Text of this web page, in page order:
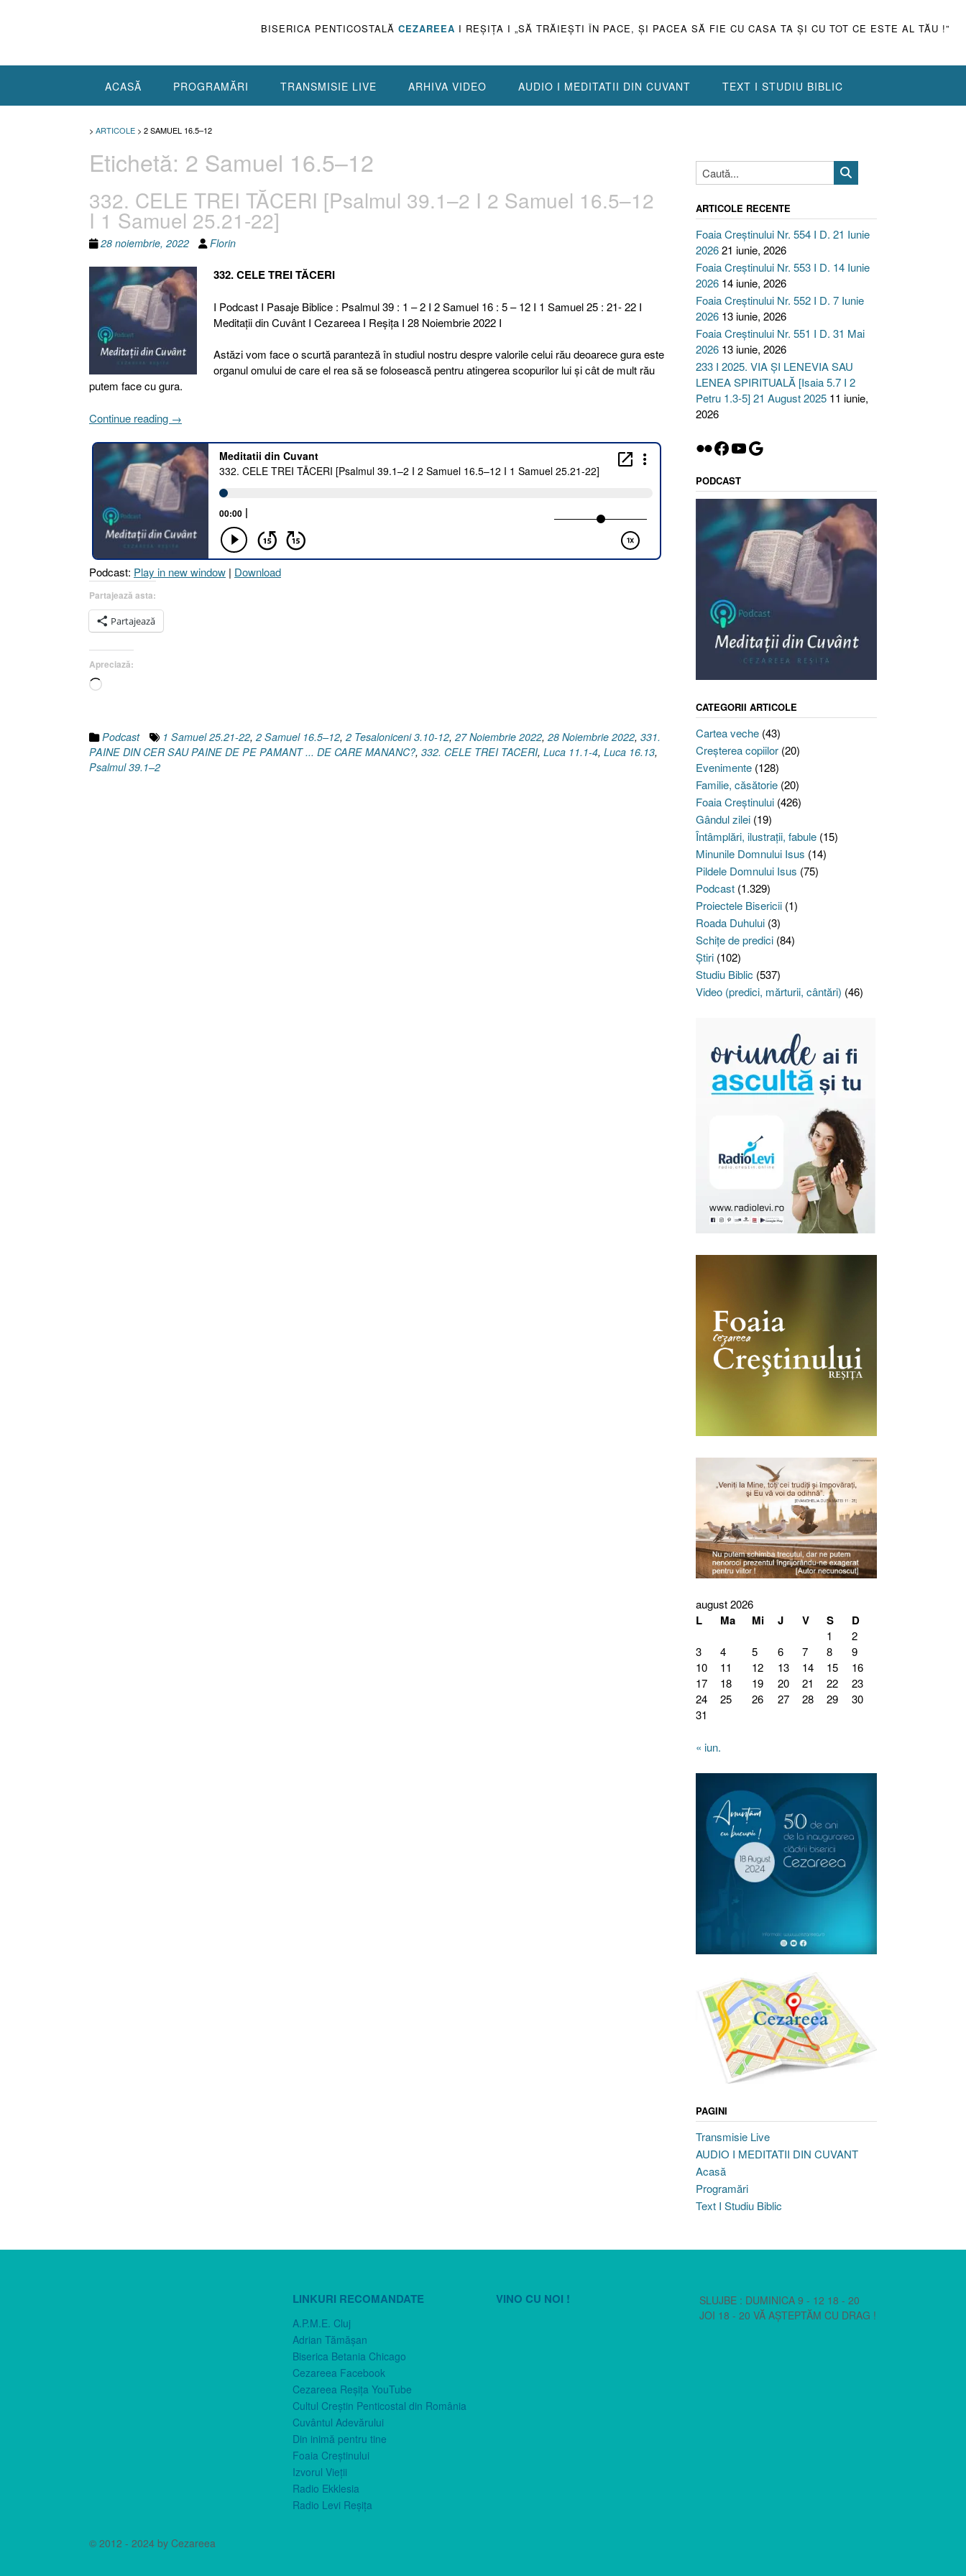
BISERICA PENTICOSTALĂ CEZAREEA I REŞIŢA I „SĂ TRĂIEŞTI ÎN PACE, ŞI PACEA SĂ FIE CU CASA TA ŞI CU TOT CE ESTE AL TĂU !”
ACASĂ PROGRAMĂRI TRANSMISIE LIVE ARHIVA VIDEO AUDIO I MEDITATII DIN CUVANT TEXT I STUDIU BIBLIC
> ARTICOLE > 2 SAMUEL 16.5–12
Etichetă: 2 Samuel 16.5–12
332. CELE TREI TĂCERI [Psalmul 39.1–2 I 2 Samuel 16.5–12
I 1 Samuel 25.21-22]
28 noiembrie, 2022 Florin
332. CELE TREI TĂCERI
I Podcast I Pasaje Biblice : Psalmul 39 : 1 – 2 I 2 Samuel 16 : 5 – 12 I 1 Samuel 25 : 21- 22 I
Meditaţii din Cuvânt I Cezareea I Reşiţa I 28 Noiembrie 2022 I
Astăzi vom face o scurtă paranteză în studiul nostru despre valorile celui rău deoarece gura este
organul omului de care el rea să se folosească pentru atingerea scopurilor lui și cât de mult rău
putem face cu gura.
Continue reading „332.
TREI
TĂCERI
[Psalmul
39.1–
2
I
2
Samuel
16.5–
→
Podcast: Play in new window | Download
Partajează asta:
Partajează
Apreciază:
Încarc...
Podcast 1 Samuel 25.21-22, 2 Samuel 16.5–12, 2 Tesaloniceni 3.10-12, 27 Noiembrie 2022, 28 Noiembrie 2022, 331.
PAINE DIN CER SAU PAINE DE PE PAMANT ... DE CARE MANANC?, 332. CELE TREI TACERI, Luca 11.1-4, Luca 16.13,
Psalmul 39.1–2
ARTICOLE RECENTE
Foaia Creștinului Nr. 554 I D. 21 Iunie
202621 iunie, 2026
Foaia Creștinului Nr. 553 I D. 14 Iunie
2026 14 iunie, 2026
Foaia Creștinului Nr. 552 I D. 7 Iunie
2026 13 iunie, 2026
Foaia Creștinului Nr. 551 I D. 31 Mai
2026 13 iunie, 2026
233 I 2025. VIA ȘI LENEVIA SAU
LENEA SPIRITUALĂ [Isaia 5.7 I 2
Petru 1.3-5] 21 August 2025 11 iunie,
2026
Flickr
Facebook
YouTube
Google
PODCAST
CATEGORII ARTICOLE
Cartea veche(43)
Creşterea copiilor(20)
Evenimente(128)
Familie, căsătorie(20)
Foaia Creştinului(426)
Gândul zilei(19)
Întâmplări, ilustraţii, fabule(15)
Minunile Domnului Isus (14)
Pildele Domnului Isus (75)
Podcast(1.329)
Proiectele Bisericii(1)
Roada Duhului(3)
Schiţe de predici(84)
Ştiri(102)
Studiu Biblic (537)
Video (predici, mărturii, cântări) (46)
august 2026
L Ma Mi J V S D
1
2
3
4 5 6 7 8
9
10
11 12 13 14 15
16
17
18 19 20 21 22
23
24
25 26 27 28 29
30
31
« iun.
PAGINI
Transmisie Live
AUDIO I MEDITATII DIN CUVANT
Acasă
Programări
Text I Studiu Biblic
LINKURI RECOMANDATE
A.P.M.E. Cluj
Adrian Tămăşan
Biserica Betania Chicago
Cezareea Facebook
Cezareea Reşiţa YouTube
Cultul Creştin Penticostal din România
Cuvântul Adevărului
Din inimă pentru tine
Foaia Creştinului
Izvorul Vieţii
Radio Ekklesia
Radio Levi Reşiţa
VINO CU NOI !
SLUJBE : DUMINICA 9 - 12 18 - 20
JOI 18 - 20 VĂ AȘTEPTĂM CU DRAG !
© 2012 - 2024 by Cezareea